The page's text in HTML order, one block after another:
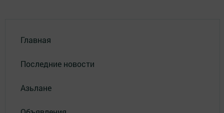
Главная
Последние новости
Азьлане